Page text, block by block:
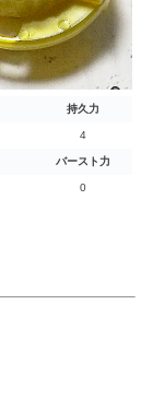
持久力
4
バースト力
0